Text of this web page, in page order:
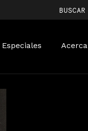
BUSCAR
Especiales